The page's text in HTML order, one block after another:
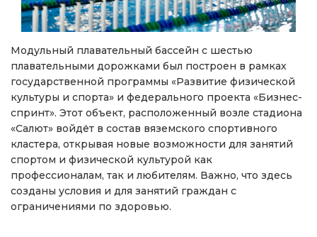
Модульный плавательный бассейн с шестью
плавательными дорожками был построен в рамках
государственной программы «Развитие физической
культуры и спорта» и федерального проекта «Бизнес-
спринт». Этот объект, расположенный возле стадиона
«Салют» войдёт в состав вяземского спортивного
кластера, открывая новые возможности для занятий
спортом и физической культурой как
профессионалам, так и любителям. Важно, что здесь
созданы условия и для занятий граждан с
ограничениями по здоровью.